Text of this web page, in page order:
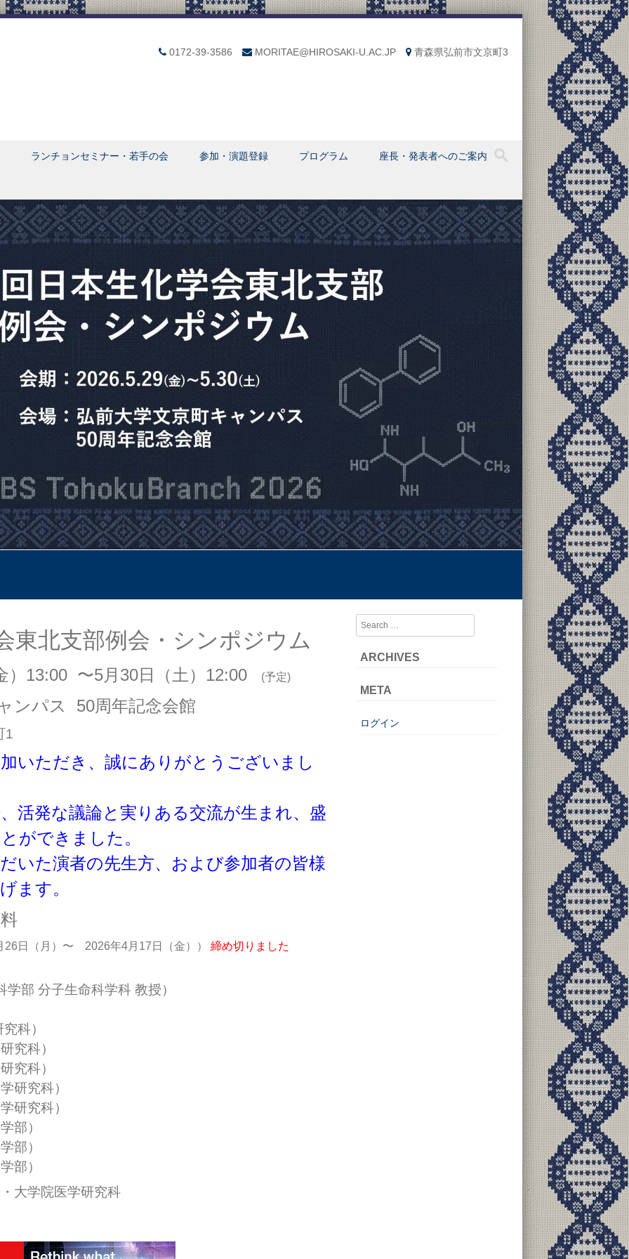
0172-39-3586 MORITAE@HIROSAKI-U.AC.JP 青森県弘前市文京町3
ランチョンセミナー・若手の会 参加・演題登録 プログラム 座長・発表者へのご案内
東北支部例会・シンポジウム
）13:00 〜5月 30日（土）12:00 (予定)
ンパス 50周年記念会館
1
いただき、誠にありがとうございまし
活発な議論と実りある交流が生まれ、盛
ができました。
いた演者の先生方、および参加者の皆様
ます。
無料
日（月）〜 2026年4月17日（金）） 締め切りました
部 分子生命科学科 教授）
科）
究科）
究科）
研究科）
研究科）
部）
部）
部）
大学院医学研究科
Search
ARCHIVES
META
ログイン